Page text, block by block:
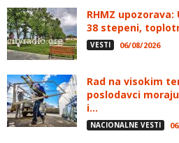
RHMZ
38 stepeni,
VESTI 06/08/2026
Rad na visokim
poslodavci
i...
NACIONALNE VESTI